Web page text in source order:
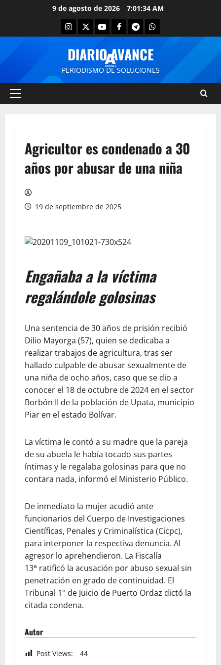
9 de agosto de 2026 7:01:34 AM
DIARIO AVANCE
PERIODISMO DE SOLUCIONES
Agricultor es condenado a 30
años por abusar de una niña
19 de septiembre de 2025
Engañaba a la víctima
regalándole golosinas
Una sentencia de 30 años de prisión recibió
Dilio Mayorga (57), quien se dedicaba a
realizar trabajos de agricultura, tras ser
hallado culpable de abusar sexualmente de
una niña de ocho años, caso que se dio a
conocer el 18 de octubre de 2024 en el sector
Borbón II de la población de Upata, municipio
Piar en el estado Bolívar.
La víctima le contó a su madre que la pareja
de su abuela le había tocado sus partes
íntimas y le regalaba golosinas para que no
contara nada, informó el Ministerio Público.
De inmediato la mujer acudió ante
funcionarios del Cuerpo de Investigaciones
Científicas, Penales y Criminalística (Cicpc),
para interponer la respectiva denuncia. Al
agresor lo aprehendieron. La Fiscalía
13a ratificó la acusación por abuso sexual sin
penetración en grado de continuidad. El
Tribunal 1° de Juicio de Puerto Ordaz dictó la
citada condena.
Autor
Post Views: 44